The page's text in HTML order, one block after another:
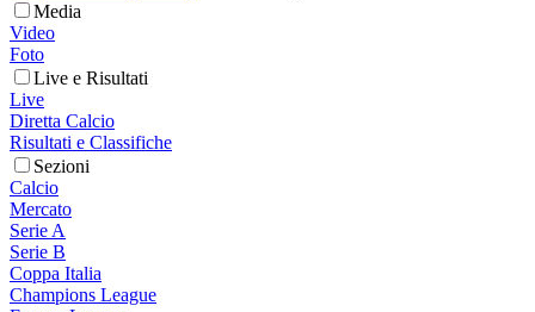
Media
Video
Foto
Live e Risultati
Live
Diretta Calcio
Risultati e Classifiche
Sezioni
Calcio
Mercato
Serie A
Serie B
Coppa Italia
Champions League